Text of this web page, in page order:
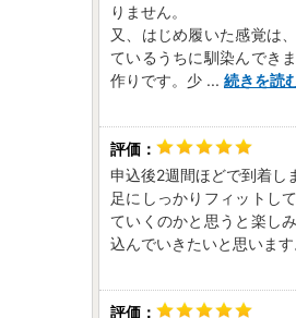
りません。
又、はじめ履いた感覚は
ているうちに馴染んでき
作りです。少 ... 続きを読
申込後2週間ほどで到着し
足にしっかりフィットし
ていくのかと思うと楽し
込んでいきたいと思います